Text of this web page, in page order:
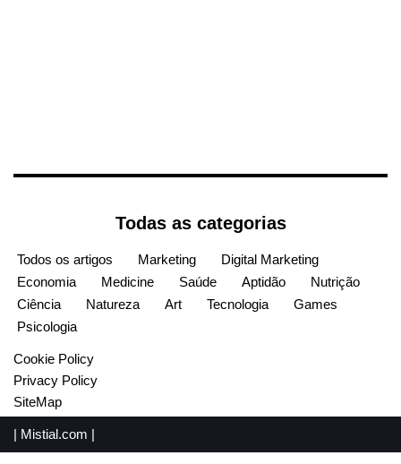
Todas as categorias
Todos os artigos Marketing
Digital Marketing
Economia
Medicine Saúde Aptidão
Nutrição
Ciência
Natureza Art Tecnologia
Games
Psicologia
Cookie Policy
Privacy Policy
SiteMap
| Mistial.com |